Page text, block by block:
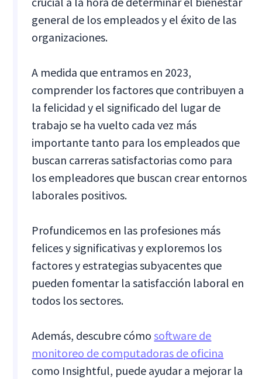
general de los empleados y el éxito de las
organizaciones.
A medida que entramos en 2023,
comprender los factores que contribuyen a
la felicidad y el significado del lugar de
trabajo se ha vuelto cada vez más
importante tanto para los empleados que
buscan carreras satisfactorias como para
los empleadores que buscan crear entornos
laborales positivos.
Profundicemos en las profesiones más
felices y significativas y exploremos los
factores y estrategias subyacentes que
pueden fomentar la satisfacción laboral en
todos los sectores.
Además, descubre cómosoftware de
monitoreo de computadoras de oficina
como Insightful, puede ayudar a mejorar la